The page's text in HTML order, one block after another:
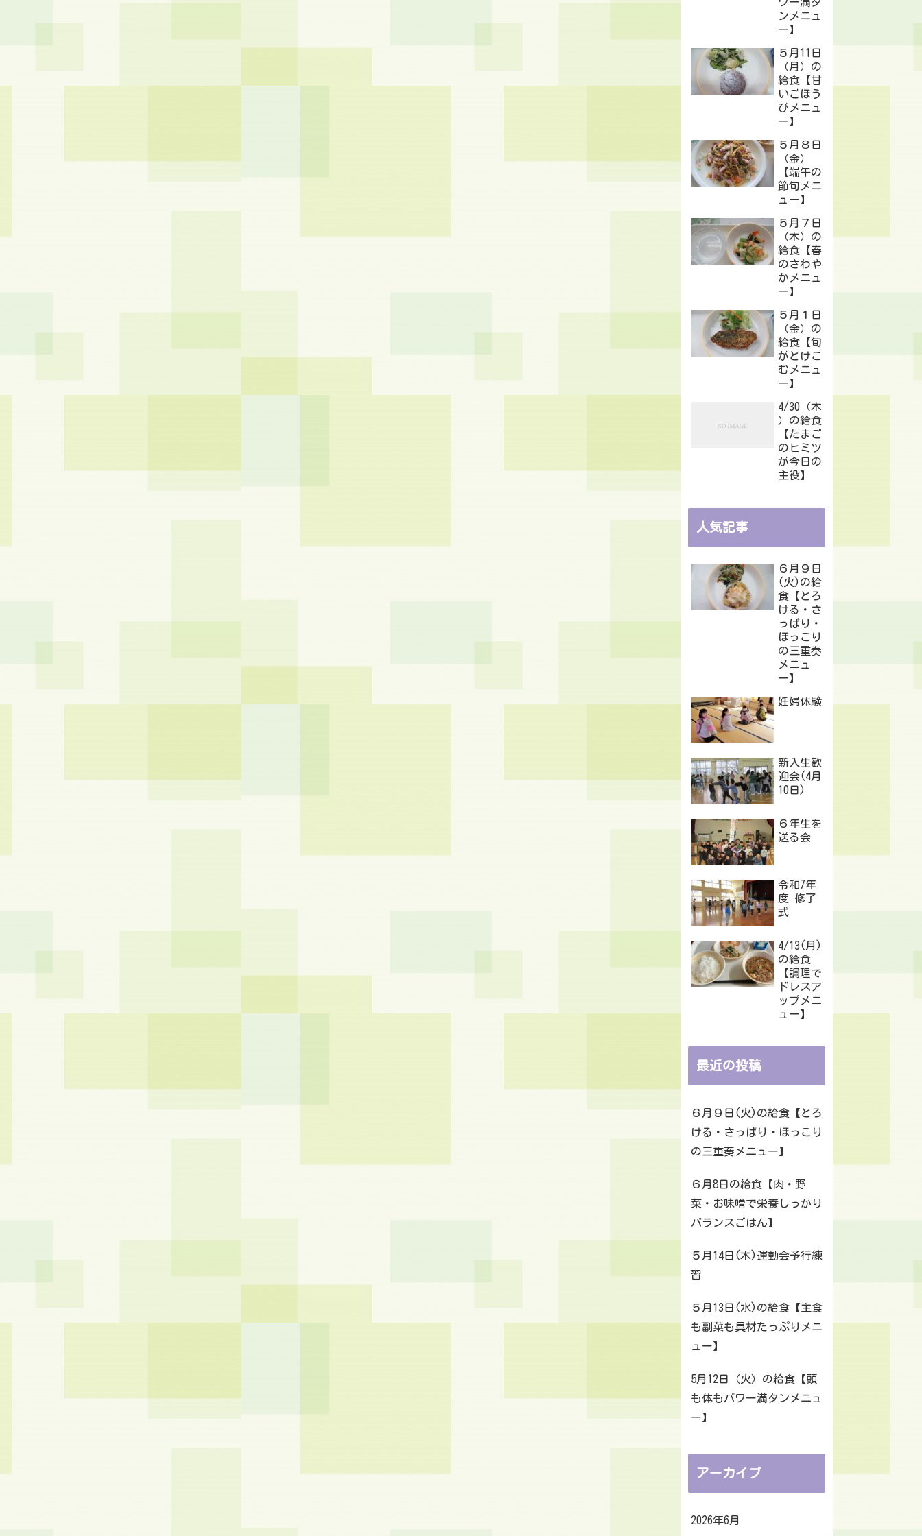
ンメニュ
ー】
５月11日
（月）の
給食【甘
いごほう
びメニュ
ー】
５月８日
（金）
【端午の
節句メニ
ュー】
５月７日
（木）の
給食【春
のさわや
かメニュ
ー】
５月１日
（金）の
給食【旬
がとけこ
むメニュ
ー】
4/30（木
）の給食
【たまご
のヒミツ
が今日の
主役】
人気記事
６月９日
(火)の給
食【とろ
ける・さ
っぱり・
ほっこり
の三重奏
メニュ
ー】
妊婦体験
新入生歓
迎会(4月
10日)
６年生を
送る会
令和7年
度 修了
式
4/13(月)
の給食
【調理で
ドレスア
ップメニ
ュー】
最近の投稿
６月９日(火)の給食【とろ
ける・さっぱり・ほっこり
の三重奏メニュー】
６月8日の給食【肉・野
菜・お味噌で栄養しっかり
バランスごはん】
５月14日(木)運動会予行練
習
５月13日(水)の給食【主食
も副菜も具材たっぷりメニ
ュー】
5月12日（火）の給食【頭
も体もパワー満タンメニュ
ー】
アーカイブ
2026年6月